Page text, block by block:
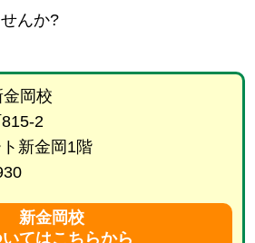
んか?
岡校
2
新金岡1階
新金岡校
てはこちらから